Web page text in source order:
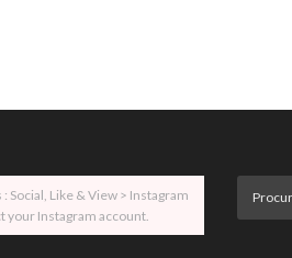
Social, Like & View > Instagram
your Instagram account.